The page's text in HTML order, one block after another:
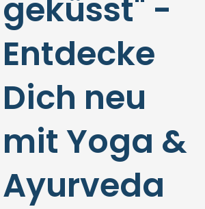
geküsst" -
Entdecke
Dich neu
mit Yoga &
Ayurveda